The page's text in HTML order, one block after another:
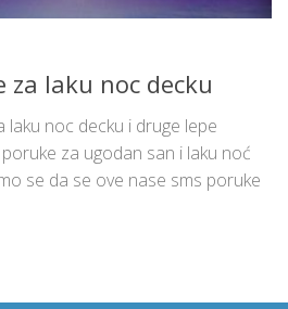
za laku noc decku
laku noc decku i druge lepe
za ugodan san i laku noć
se da se ove nase sms poruke